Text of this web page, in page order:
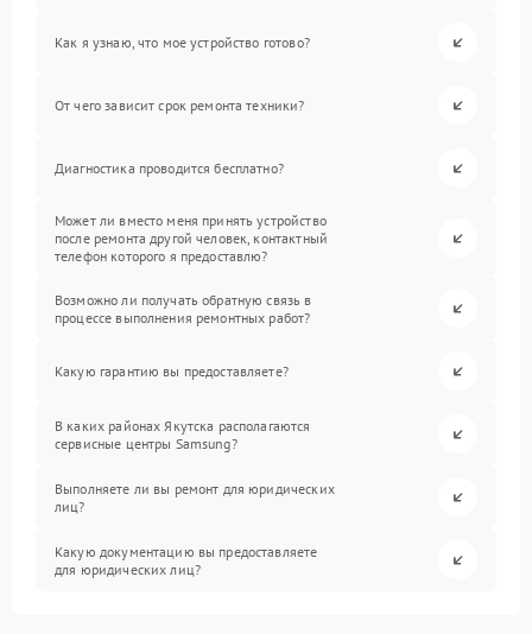
Как я узнаю, что мое устройство готово?
От чего зависит срок ремонта техники?
Диагностика проводится бесплатно?
Может ли вместо меня принять устройство
после ремонта другой человек, контактный
телефон которого я предоставлю?
Возможно ли получать обратную связь в
процессе выполнения ремонтных работ?
Какую гарантию вы предоставляете?
В каких районах Якутска располагаются
сервисные центры Samsung?
Выполняете ли вы ремонт для юридических
лиц?
Какую документацию вы предоставляете
для юридических лиц?